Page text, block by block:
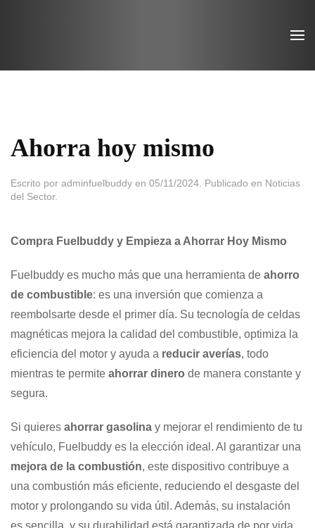
contenido
Ahorra hoy mismo
Escrito por adminfuelbuddy en 05/11/2024 . Publicado en Noticias
del Sector.
Compra Fuelbuddy y Empieza a Ahorrar Hoy Mismo
Fuelbuddy es mucho más que una herramienta de ahorro
de combustible: es una inversión que comienza a
reembolsarte desde el primer día. Su tecnología de celdas
magnéticas mejora la calidad del combustible, optimiza la
eficiencia del motor y ayuda a reducir averías, todo
mientras te permite ahorrar dinero de manera constante y
segura.
Si quieres ahorrar gasolina y mejorar el rendimiento de tu
vehículo, Fuelbuddy es la elección ideal. Al garantizar una
mejora de la combustión, este dispositivo contribuye a
una combustión más eficiente, reduciendo el desgaste del
motor y prolongando su vida útil. Además, su instalación
es sencilla, y su durabilidad está garantizada de por vida,